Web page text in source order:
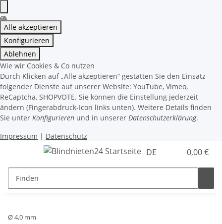
Alle akzeptieren
Konfigurieren
Ablehnen
Wie wir Cookies & Co nutzen
Durch Klicken auf „Alle akzeptieren“ gestatten Sie den Einsatz
folgender Dienste auf unserer Website: YouTube, Vimeo,
ReCaptcha, SHOPVOTE. Sie können die Einstellung jederzeit
ändern (Fingerabdruck-Icon links unten). Weitere Details finden
Sie unter Konfigurieren und in unserer Datenschutzerklärung.
Impressum | Datenschutz
DE 0,00 €
Ø 4,0 mm